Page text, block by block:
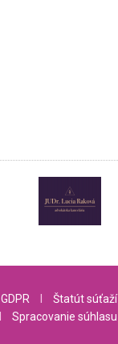
GDPR
Štatút súťaží
Spracovanie súhlasu